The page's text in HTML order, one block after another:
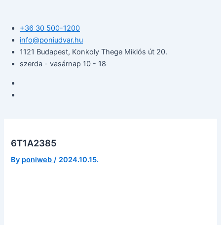
+36 30 500-1200​
info@poniudvar.hu
1121 Budapest, Konkoly Thege Miklós út 20.
szerda - vasárnap 10 - 18
6T1A2385
By poniweb/ 2024.10.15.